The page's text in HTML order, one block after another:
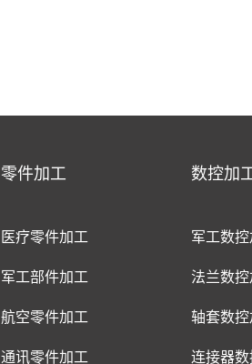
零件加工
医疗零件加工
军工部件加工
航空零件加工
通讯零件加工
数控加
军工数
法兰数
轴套数
连接器